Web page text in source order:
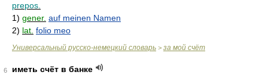
prepos.
1) gener. auf meinen Namen
2) lat. folio meo
Универсальный русско-немецкий словарь > за мой счёт
6
иметь счёт в банке